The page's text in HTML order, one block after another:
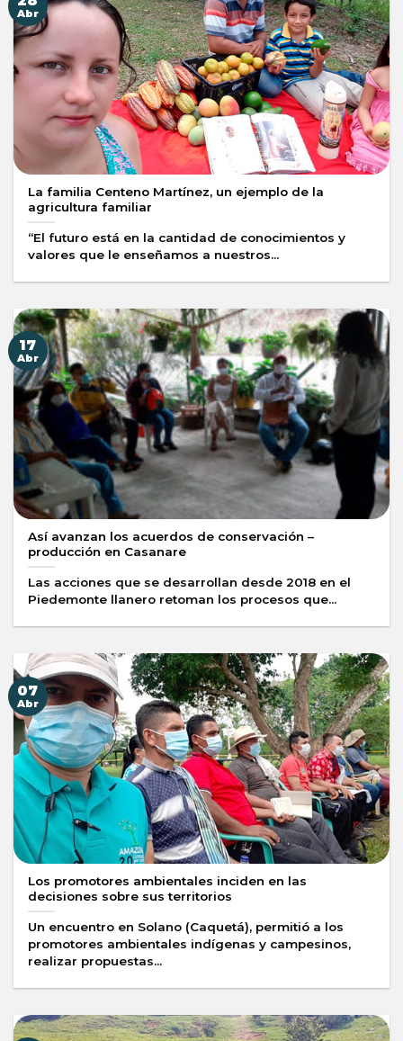
La familia Centeno Martínez, un ejemplo de la
agricultura familiar
“El futuro está en la cantidad de conocimientos y
valores que le enseñamos a nuestros...
Abr
Así avanzan los acuerdos de conservación –
producción en Casanare
Las acciones que se desarrollan desde 2018 en el
Piedemonte llanero retoman los procesos que...
17
Abr
Los promotores ambientales inciden en las
decisiones sobre sus territorios
Un encuentro en Solano (Caquetá), permitió a los
promotores ambientales indígenas y campesinos,
realizar propuestas...
07
Abr